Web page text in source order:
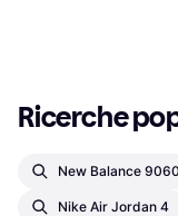
Ricerche
New Balance 9060
Nike Air Jordan 4